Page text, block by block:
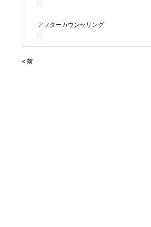
アフターカウンセリング
« 前